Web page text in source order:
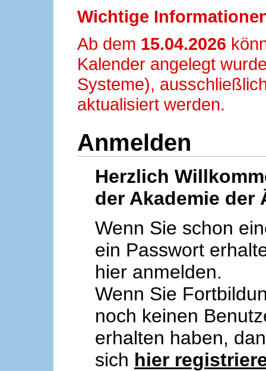
Wichtige
Ab dem 15.04.2026
Kalender angelegt
Systeme),
aktualisiert werden.
Anmelden
Herzlich
der Akademie der
Wenn Sie schon
ein Passwort
hier anmelden.
Wenn Sie
noch keinen
erhalten haben,
sich hier